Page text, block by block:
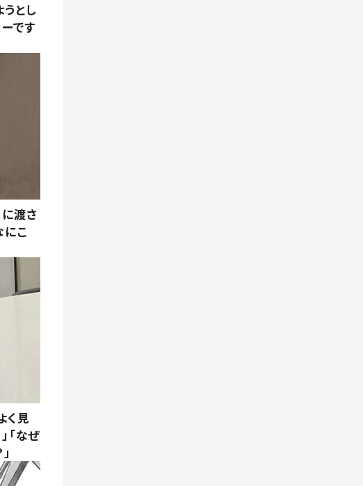
とし
です
渡さ
にこ
く見
「なぜ